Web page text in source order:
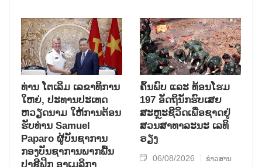
ທ່ານ ໂຕ​ເລິມ ເລ​ຂາ​ທິ​ການ​
ໃຫຍ່, ປະ​ທານ​ປະ​ເທດ ​
ຫວຽດ​ນາມ ໃຫ້​ການ​ຕ້ອນ​
ຮັບ​ທ່ານ Samuel
Paparo ຜູ້​ບັນ​ຊາ​ການ
ກອງ​ບັນ​ຊາ​ການພາກ​ພື້ນ​
ປາ​ຊີ​ຟິກ ອາ​ເມ​ລິ​ກາ
ຄົ້ນ​ພົບ ແລະ ທ້ອນ​ໂຮມ
197 ອັດ​ຖິ​ນັກ​ຮົບ​ເສຍ​
ສະຫຼະ​ຊີ​ວິດ​ເພື່ອ​ຊາດ​ຢູ່​
ສວນ​ສາ​ທາ​ລະ​ນະ ເລ​ທິ​
ຣຽງ
06/08/2026 ຂ່າວສານ